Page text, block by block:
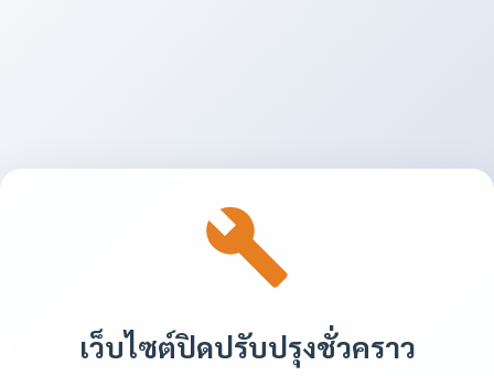
เว็บไซต์ปิดปรับปรุงชั่วคราว